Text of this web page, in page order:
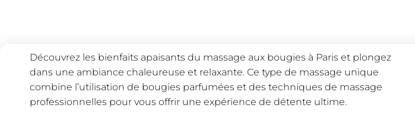
Découvrez les bienfaits apaisants du massage aux bougies à Paris et plongez
dans une ambiance chaleureuse et relaxante. Ce type de massage unique
combine l’utilisation de bougies parfumées et des techniques de massage
professionnelles pour vous offrir une expérience de détente ultime.